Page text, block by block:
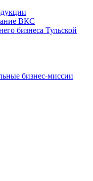
ВКС
бизнеса Тульской
бизнес-миссии